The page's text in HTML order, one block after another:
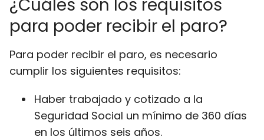
¿Cuáles son los requisitos
para poder recibir el paro?
Para poder recibir el paro, es necesario
cumplir los siguientes requisitos:
Haber trabajado y cotizado a la
Seguridad Social un mínimo de 360 días
en los últimos seis años.